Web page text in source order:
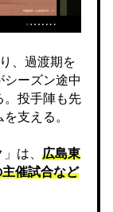
、過渡期を
ーズン途中
。投手陣も先
支える。
は、 広島東
催試合など